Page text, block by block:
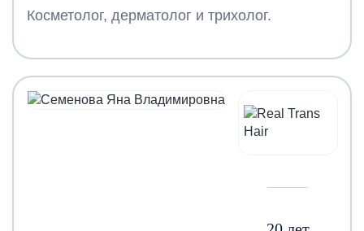
Косметолог, дерматолог и трихолог.